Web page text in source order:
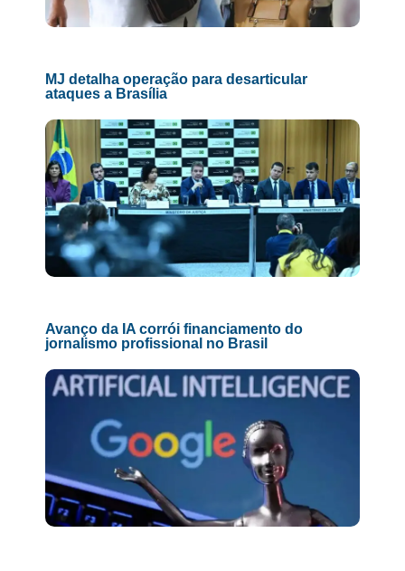
MJ detalha operação para desarticular
ataques a Brasília
Avanço da IA corrói financiamento do
jornalismo profissional no Brasil